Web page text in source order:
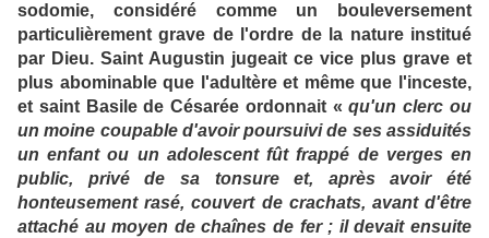
sodomie, considéré comme un bouleversement
particulièrement grave de l'ordre de la nature institué
par Dieu. Saint Augustin jugeait ce vice plus grave et
plus abominable que l'adultère et même que l'inceste,
et saint Basile de Césarée ordonnait «qu'un clerc ou
un moine coupable d'avoir poursuivi de ses assiduités
un enfant ou un adolescent fût frappé de verges en
public, privé de sa tonsure et, après avoir été
honteusement rasé, couvert de crachats, avant d'être
attaché au moyen de chaînes de fer ; il devait ensuite